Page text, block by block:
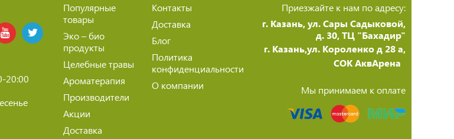
20:00
Популярные
товары
Эко – био
продукты
Целебные травы
Ароматерапия
Производители
Акции
Доставка
Контакты
Доставка
Блог
Политика
конфиденциальности
О компании
Приезжайте к нам по адресу:
г. Казань, ул. Сары Садыковой,
д. 30, ТЦ "Бахадир"
г. Казань,ул. Короленко д 28 а,
СОК АквАрена
Мы принимаем к оплате